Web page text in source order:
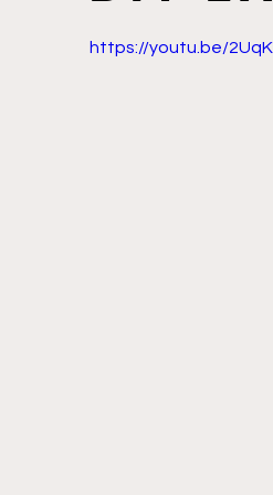
https://youtu.be/